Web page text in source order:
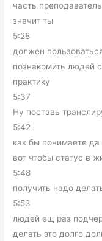
часть
значит ты
5:28
должен
познакомить людей
практику
5:37
Ну поставь
5:42
как бы понимаете да
вот чтобы статус в
5:48
получить надо
5:53
людей ещ раз
делать это долго